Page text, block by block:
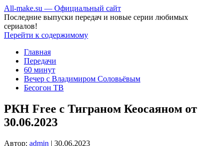
All-make.su — Официальный сайт
Последние выпуски передач и новые серии любимых
сериалов!
Перейти к содержимому
Главная
Передачи
60 минут
Вечер с Владимиром Соловьёвым
Бесогон ТВ
РКН Free с Тиграном Кеосаяном от
30.06.2023
Автор: admin | 30.06.2023